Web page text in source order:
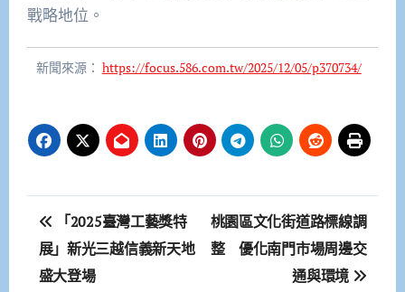
戰略地位。
新聞來源： https://focus.586.com.tw/2025/12/05/p370734/
文
章
「2025臺灣工藝獎特
展」新光三越信義新天地
盛大登場
桃園區文化街道路標線調
整 優化南門市場周邊交
通與環境